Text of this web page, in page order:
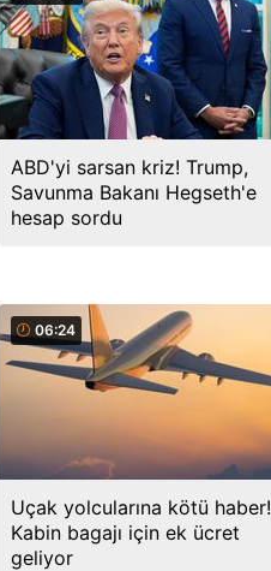
ABD'yi sarsan kriz! Trump,
Savunma Bakanı Hegseth'e
hesap sordu
06:24
Uçak yolcularına kötü haber!
Kabin bagajı için ek ücret
geliyor